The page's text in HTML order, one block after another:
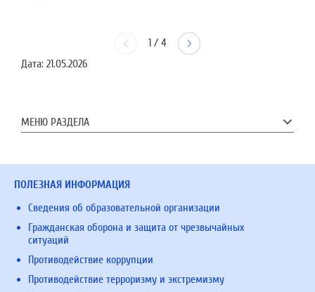
1 / 4
Дата: 21.05.2026
МЕНЮ РАЗДЕЛА
ПОЛЕЗНАЯ ИНФОРМАЦИЯ
Сведения об образовательной организации
Гражданская оборона и защита от чрезвычайных
ситуаций
Противодействие коррупции
Противодействие терроризму и экстремизму